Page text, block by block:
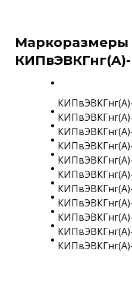
Маркоразмеры
КИПвЭВКГнг(A)-